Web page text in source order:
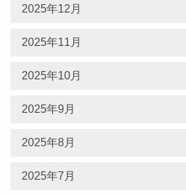
2025年12月
2025年11月
2025年10月
2025年9月
2025年8月
2025年7月